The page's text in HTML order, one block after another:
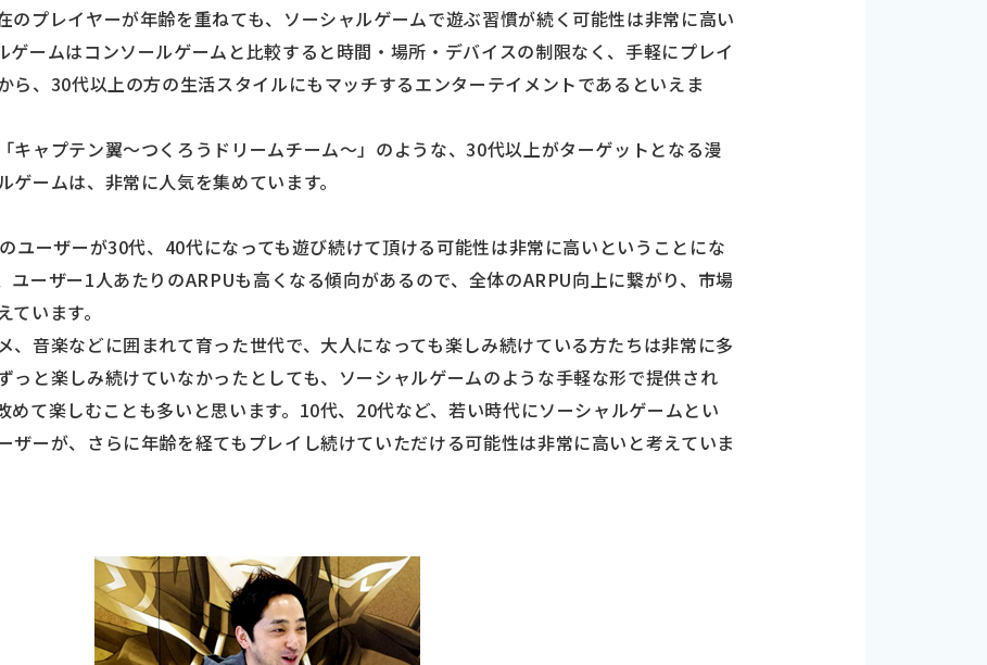
のプレイヤーが年齢を重ねても、ソーシャルゲームで遊ぶ習慣が続く可能性は非常に高い
ゲームはコンソールゲームと比較すると時間・場所・デバイスの制限なく、手軽にプレイ
ら、30代以上の方の生活スタイルにもマッチするエンターテイメントであるといえま
キャプテン翼～つくろうドリームチーム～」のような、30代以上がターゲットとなる漫
ームは、非常に人気を集めています。
ユーザーが30代、40代になっても遊び続けて頂ける可能性は非常に高いということにな
ユーザー1人あたりのARPUも高くなる傾向があるので、全体のARPU向上に繋がり、市場
います。
、音楽などに囲まれて育った世代で、大人になっても楽しみ続けている方たちは非常に多
っと楽しみ続けていなかったとしても、ソーシャルゲームのような手軽な形で提供され
めて楽しむことも多いと思います。10代、20代など、若い時代にソーシャルゲームとい
ザーが、さらに年齢を経てもプレイし続けていただける可能性は非常に高いと考えていま